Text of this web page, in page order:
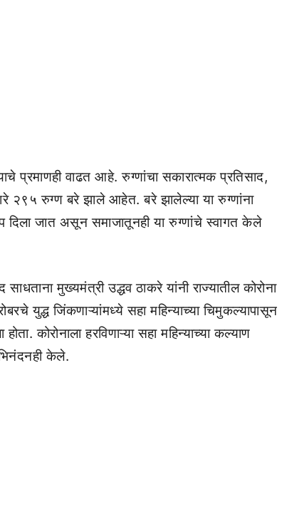
प्रमाणही वाढत आहे. रुग्णांचा सकारात्मक प्रतिसाद,
२९५ रुग्ण बरे झाले आहेत. बरे झालेल्या या रुग्णांना
दिला जात असून समाजातूनही या रुग्णांचे स्वागत केले
मुख्यमंत्री उद्धव ठाकरे यांनी राज्यातील कोरोना
युद्ध जिंकणाऱ्यांमध्ये सहा महिन्याच्या चिमुकल्यापासून
कोरोनाला हरविणाऱ्या सहा महिन्याच्या कल्याण
केले.